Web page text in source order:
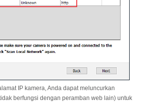
IP kamera, Anda dapat meluncurkan
berfungsi dengan peramban web lain) untuk